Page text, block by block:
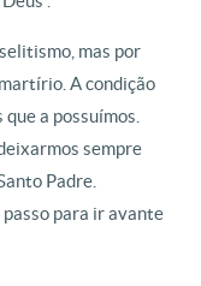
mas por
A condição
a possuímos.
sempre
Padre.
passo para ir avante